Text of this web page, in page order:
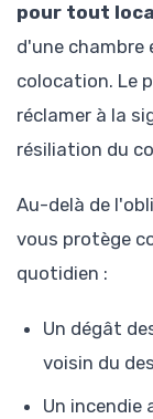
pour tout
d'une chambre
colocation. Le
réclamer à la
résiliation du
Au-delà de
vous protège
quotidien :
Un dégât
voisin du
Un incendie